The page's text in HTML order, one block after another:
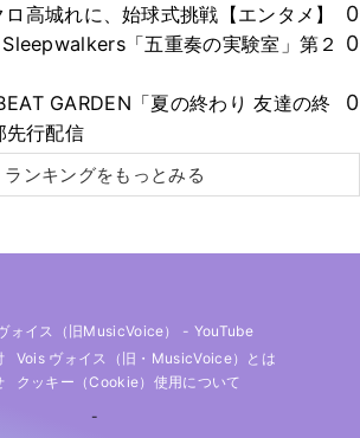
ロ高城れに、始球式挑戦【エンタメ】
0
Sleepwalkers「五重奏の実験室」第２ 0
GARDEN「夏の終わり 友達の終
先行配信
0
ランキングをもっとみる
イス（旧MusicVoice） - YouTube
Vois ヴォイス（旧・MusicVoice）とは
クッキー（cookie）使用について
-